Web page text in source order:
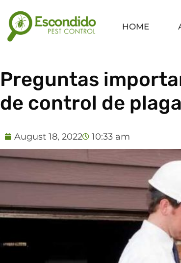
content
HOME
Preguntas
de control de
August 18, 2022 10:33 am